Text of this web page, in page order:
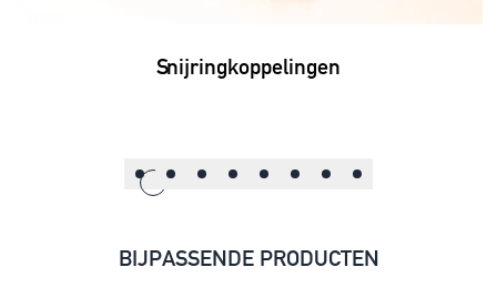
Snijringkoppelingen
BIJPASSENDE PRODUCTEN